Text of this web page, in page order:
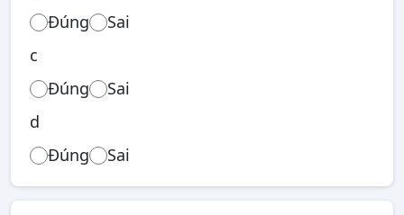
Đúng
Sai
c
Đúng
Sai
d
Đúng
Sai